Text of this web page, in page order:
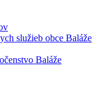
služieb obce Baláže
Baláže